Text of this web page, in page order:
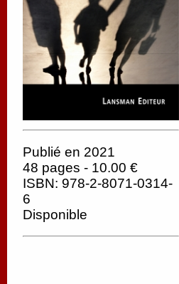
Publié en 2021
48 pages - 10.00 €
ISBN: 978-2-8071-0314-
6
Disponible